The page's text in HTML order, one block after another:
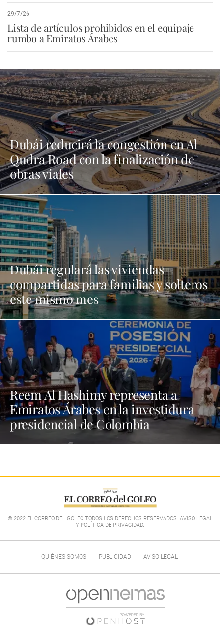
29/7/26
Lista de artículos prohibidos en el equipaje
rumbo a Emiratos Árabes
Dubái reducirá la congestión en Al
Qudra Road con la finalización de
obras viales
Dubái regulará las viviendas
compartidas para familias y solteros
este mismo mes
Reem Al Hashimy representa a
Emiratos Árabes en la investidura
presidencial de Colombia
© 2022 EL CORREO DEL GOLFO TODOS LOS DERECHOS RESERVADOS. AVISO LEGAL
Y POLÍTICA DE PRIVACIDAD.
QUIÉNES SOMOS PUBLICIDAD AVISO LEGAL